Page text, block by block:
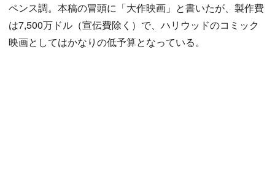
ペンス調。本稿の冒頭に「大作映画」と書いたが、製作費
は7,500万ドル（宣伝費除く）で、ハリウッドのコミック
映画としてはかなりの低予算となっている。